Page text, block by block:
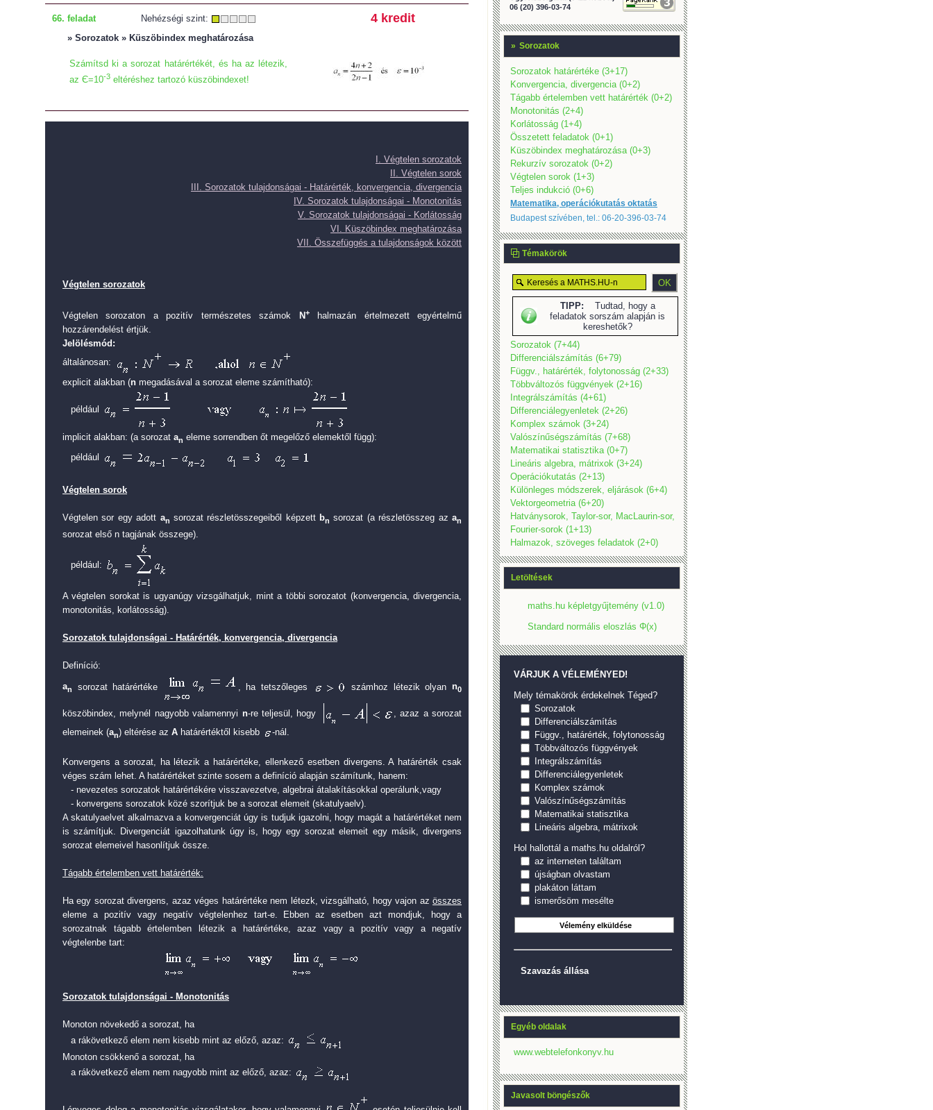
66. feladat Nehézségi szint: 4 kredit
» Sorozatok » Küszöbindex meghatározása
Számítsd ki a sorozat határértékét, és ha az létezik,
az Є=10-3 eltéréshez tartozó küszöbindexet!
I. Végtelen sorozatok
II. Végtelen sorok
III. Sorozatok tulajdonságai - Határérték, konvergencia, divergencia
IV. Sorozatok tulajdonságai - Monotonitás
V. Sorozatok tulajdonságai - Korlátosság
VI. Küszöbindex meghatározása
VII. Összefüggés a tulajdonságok között
Végtelen sorozatok
Végtelen sorozaton a pozitív természetes számok N+halmazán értelmezett egyértelmű
hozzárendelést értjük.
Jelölésmód:
általánosan:
explicit alakban (n megadásával a sorozat eleme számítható):
például
implicit alakban: (a sorozat an eleme sorrendben őt megelőző elemektől függ):
például
Végtelen sorok
Végtelen sor egy adott an sorozat részletösszegeiből képzett bn sorozat (a részletösszeg azan
sorozat első n tagjának összege).
például:
A végtelen sorokat is ugyanúgy vizsgálhatjuk, mint a többi sorozatot (konvergencia, divergencia,
monotonitás, korlátosság).
Sorozatok tulajdonságai - Határérték, konvergencia, divergencia
Definíció:
an sorozat határértéke , ha tetszőleges számhoz létezik olyann0
köszöbindex, melynél nagyobb valamennyi n-re teljesül, hogy
, azaz a sorozat
elemeinek (an) eltérése az A határértéktől kisebb -nál.
Konvergens a sorozat, ha létezik a határértéke, ellenkező esetben divergens. A határérték csak
véges szám lehet. A határértéket szinte sosem a definíció alapján számítunk, hanem:
- nevezetes sorozatok határértékére visszavezetve, algebrai átalakításokkal operálunk,vagy
- konvergens sorozatok közé szorítjuk be a sorozat elemeit (skatulyaelv).
A skatulyaelvet alkalmazva a konvergenciát úgy is tudjuk igazolni, hogy magát a határértéket nem
is számítjuk. Divergenciát igazolhatunk úgy is, hogy egy sorozat elemeit egy másik, divergens
sorozat elemeivel hasonlítjuk össze.
Tágabb értelemben vett határérték:
Ha egy sorozat divergens, azaz véges határértéke nem létezk, vizsgálható, hogy vajon az összes
eleme a pozitív vagy negatív végtelenhez tart-e. Ebben az esetben azt mondjuk, hogy a
sorozatnak tágabb értelemben létezik a határértéke, azaz vagy a pozitív vagy a negatív
végtelenbe tart:
Sorozatok tulajdonságai - Monotonitás
Monoton növekedő a sorozat, ha
a rákövetkező elem nem kisebb mint az előző, azaz:
Monoton csökkenő a sorozat, ha
a rákövetkező elem nem nagyobb mint az előző, azaz:
06 (20) 396-03-74
» Sorozatok
Sorozatok határértéke (3+17)
Konvergencia, divergencia (0+2)
Tágabb értelemben vett határérték (0+2)
Monotonitás (2+4)
Korlátosság (1+4)
Összetett feladatok (0+1)
Küszöbindex meghatározása (0+3)
Rekurzív sorozatok (0+2)
Végtelen sorok (1+3)
Teljes indukció (0+6)
Matematika, operációkutatás oktatás
Budapest szívében, tel.: 06-20-396-03-74
Témakörök
TIPP: Tudtad, hogy a
feladatok sorszám alapján is
kereshetők?
Sorozatok (7+44)
Differenciálszámítás (6+79)
Függv., határérték, folytonosság (2+33)
Többváltozós függvények (2+16)
Integrálszámítás (4+61)
Differenciálegyenletek (2+26)
Komplex számok (3+24)
Valószínűségszámítás (7+68)
Matematikai statisztika (0+7)
Lineáris algebra, mátrixok (3+24)
Operációkutatás (2+13)
Különleges módszerek, eljárások (6+4)
Vektorgeometria (6+20)
Hatványsorok, Taylor-sor, MacLaurin-sor,
Fourier-sorok (1+13)
Halmazok, szöveges feladatok (2+0)
Letöltések
maths.hu képletgyűjtemény (v1.0)
Standard normális eloszlás Φ(x)
VÁRJUK A VÉLEMÉNYED!
Mely témakörök érdekelnek Téged?
Sorozatok
Differenciálszámítás
Függv., határérték, folytonosság
Többváltozós függvények
Integrálszámítás
Differenciálegyenletek
Komplex számok
Valószínűségszámítás
Matematikai statisztika
Lineáris algebra, mátrixok
Hol hallottál a maths.hu oldalról?
az interneten találtam
újságban olvastam
plakáton láttam
ismerősöm mesélte
Szavazás állása
Egyéb oldalak
www.webtelefonkonyv.hu
Javasolt böngészők